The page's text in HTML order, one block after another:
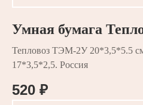
Умная бумага
Тепловоз ТЭМ-2У 20*3,5*5.5
17*3,5*2,5. Россия
520 ₽